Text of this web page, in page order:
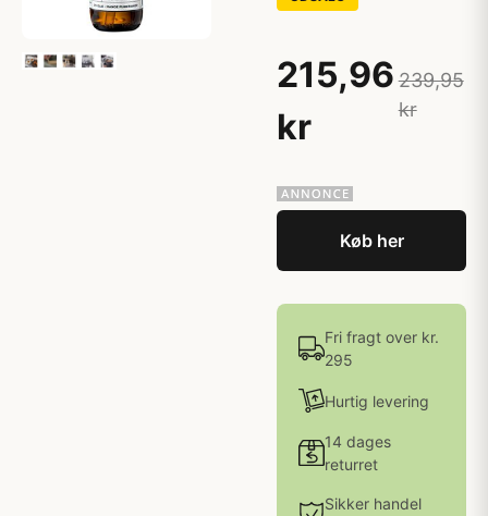
215,96
kr
239,95
kr
Køb her
Fri fragt over kr.
295
Hurtig levering
14 dages
returret
Sikker handel